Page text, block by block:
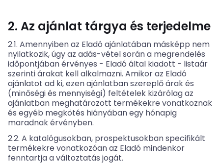
2. Az ajánlat tárgya és terjedelme
2.1. Amennyiben az Eladó ajánlatában másképp nem
nyilatkozik, úgy az adás-vétel során a megrendelés
időpontjában érvényes - Eladó által kiadott - listaár
szerinti árakat kell alkalmazni. Amikor az Eladó
ajánlatot ad ki, ezen ajánlatban szereplő árak és
(minőségi és mennyiségi) feltételek kizárólag az
ajánlatban meghatározott termékekre vonatkoznak
és egyéb megkötés hiányában egy hónapig
maradnak érvényben.
2.2. A katalógusokban, prospektusokban specifikált
termékekre vonatkozóan az Eladó mindenkor
fenntartja a változtatás jogát.